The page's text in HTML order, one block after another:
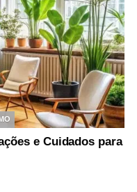
e Cuidados para